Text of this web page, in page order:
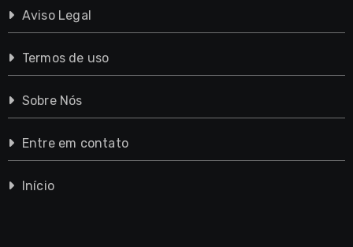
Aviso Legal
Termos de uso
Sobre Nós
Entre em contato
Início